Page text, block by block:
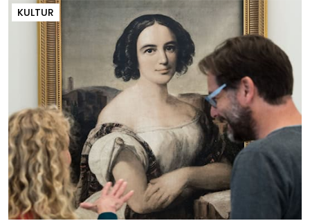
KULTUR